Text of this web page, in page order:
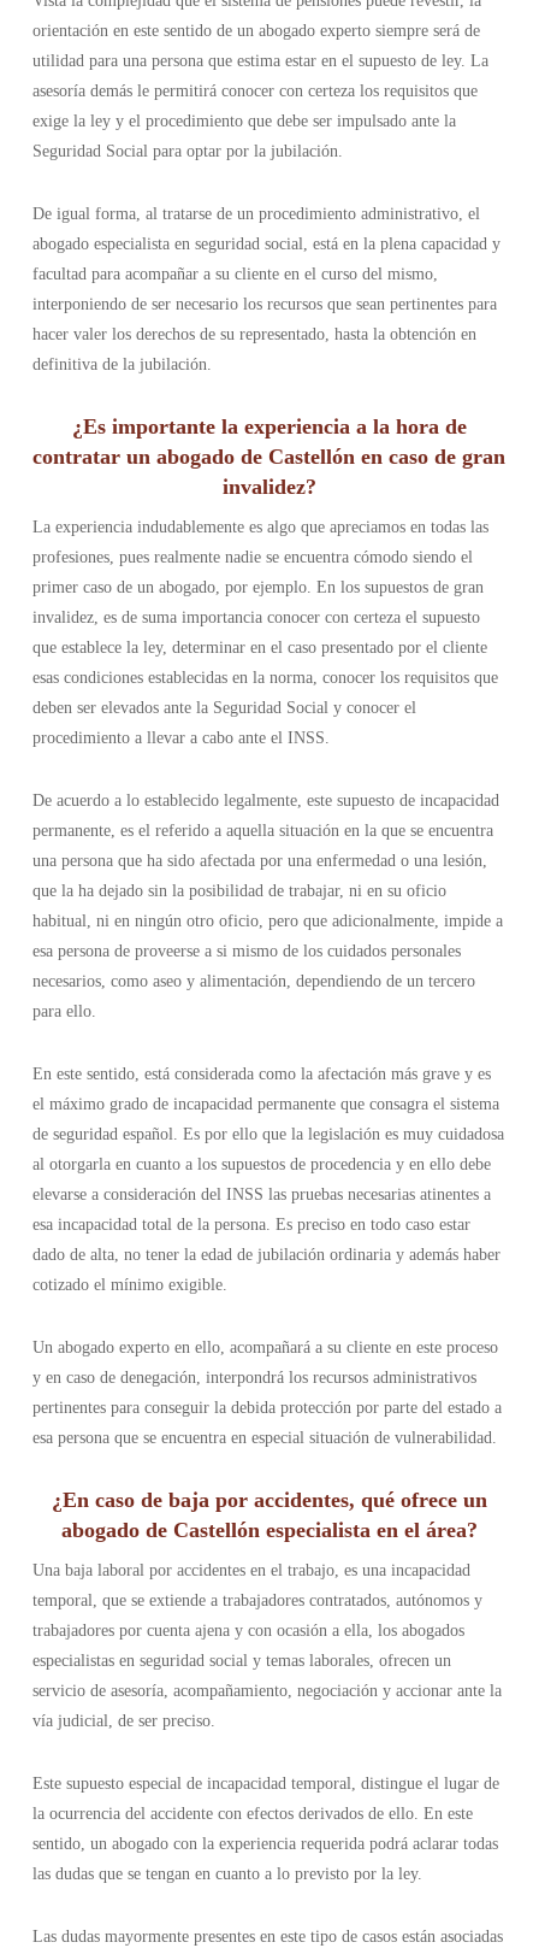
orientación en este sentido de un abogado experto siempre será de
utilidad para una persona que estima estar en el supuesto de ley. La
asesoría demás le permitirá conocer con certeza los requisitos que
exige la ley y el procedimiento que debe ser impulsado ante la
Seguridad Social para optar por la jubilación.
De igual forma, al tratarse de un procedimiento administrativo, el
abogado especialista en seguridad social, está en la plena capacidad y
facultad para acompañar a su cliente en el curso del mismo,
interponiendo de ser necesario los recursos que sean pertinentes para
hacer valer los derechos de su representado, hasta la obtención en
definitiva de la jubilación.
¿Es importante la experiencia a la hora de
contratar un abogado de Castellón en caso de gran
invalidez?
La experiencia indudablemente es algo que apreciamos en todas las
profesiones, pues realmente nadie se encuentra cómodo siendo el
primer caso de un abogado, por ejemplo. En los supuestos de gran
invalidez, es de suma importancia conocer con certeza el supuesto
que establece la ley, determinar en el caso presentado por el cliente
esas condiciones establecidas en la norma, conocer los requisitos que
deben ser elevados ante la Seguridad Social y conocer el
procedimiento a llevar a cabo ante el INSS.
De acuerdo a lo establecido legalmente, este supuesto de incapacidad
permanente, es el referido a aquella situación en la que se encuentra
una persona que ha sido afectada por una enfermedad o una lesión,
que la ha dejado sin la posibilidad de trabajar, ni en su oficio
habitual, ni en ningún otro oficio, pero que adicionalmente, impide a
esa persona de proveerse a si mismo de los cuidados personales
necesarios, como aseo y alimentación, dependiendo de un tercero
para ello.
En este sentido, está considerada como la afectación más grave y es
el máximo grado de incapacidad permanente que consagra el sistema
de seguridad español. Es por ello que la legislación es muy cuidadosa
al otorgarla en cuanto a los supuestos de procedencia y en ello debe
elevarse a consideración del INSS las pruebas necesarias atinentes a
esa incapacidad total de la persona. Es preciso en todo caso estar
dado de alta, no tener la edad de jubilación ordinaria y además haber
cotizado el mínimo exigible.
Un abogado experto en ello, acompañará a su cliente en este proceso
y en caso de denegación, interpondrá los recursos administrativos
pertinentes para conseguir la debida protección por parte del estado a
esa persona que se encuentra en especial situación de vulnerabilidad.
¿En caso de baja por accidentes, qué ofrece un
abogado de Castellón especialista en el área?
Una baja laboral por accidentes en el trabajo, es una incapacidad
temporal, que se extiende a trabajadores contratados, autónomos y
trabajadores por cuenta ajena y con ocasión a ella, los abogados
especialistas en seguridad social y temas laborales, ofrecen un
servicio de asesoría, acompañamiento, negociación y accionar ante la
vía judicial, de ser preciso.
Este supuesto especial de incapacidad temporal, distingue el lugar de
la ocurrencia del accidente con efectos derivados de ello. En este
sentido, un abogado con la experiencia requerida podrá aclarar todas
las dudas que se tengan en cuanto a lo previsto por la ley.
Las dudas mayormente presentes en este tipo de casos están asociadas